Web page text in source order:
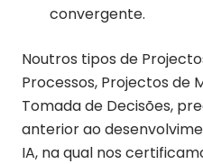
convergente.
Noutros tipos de
Processos, Projectos de
Tomada de Decisões,
anterior ao
IA, na qual nos